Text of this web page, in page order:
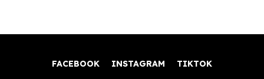
FACEBOOK INSTAGRAM TIKTOK